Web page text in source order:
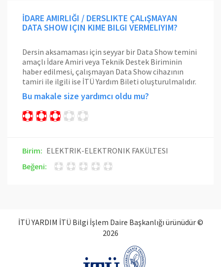
İDARE AMIRLIĞI / DERSLIKTE ÇALıŞMAYAN
DATA SHOW IÇIN KIME BILGI VERMELIYIM?
Dersin aksamaması için seyyar bir Data Show temini
amaçlı İdare Amiri veya Teknik Destek Biriminin
haber edilmesi, çalışmayan Data Show cihazının
tamiri ile ilgili ise İTÜ Yardım Bileti oluşturulmalıdır.
Bu makale size yardımcı oldu mu?
Birim: ELEKTRIK-ELEKTRONIK FAKÜLTESI
Beğeni:
İTÜ YARDIM İTÜ Bilgi İşlem Daire Başkanlığı ürünüdür ©
2026